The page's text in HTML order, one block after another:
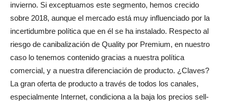
invierno. Si exceptuamos este segmento, hemos crecido
sobre 2018, aunque el mercado está muy influenciado por la
incertidumbre política que en él se ha instalado. Respecto al
riesgo de canibalización de Quality por Premium, en nuestro
caso lo tenemos contenido gracias a nuestra política
comercial, y a nuestra diferenciación de producto. ¿Claves?
La gran oferta de producto a través de todos los canales,
especialmente Internet, condiciona a la baja los precios sell-